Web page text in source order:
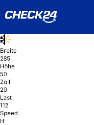
Breite
285
Höhe
50
Zoll
20
Last
112
Speed
H